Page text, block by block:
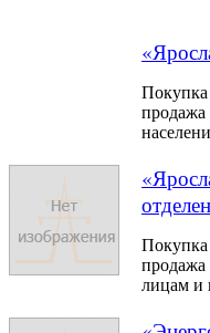
Покупка
продажа
Покупка
продажа
лицам и